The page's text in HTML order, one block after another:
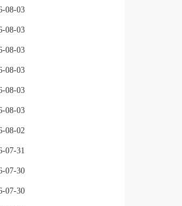
08-03
08-03
08-03
08-03
08-03
08-03
08-02
07-31
07-30
07-30